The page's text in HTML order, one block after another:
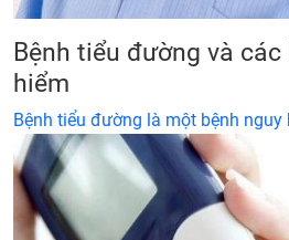
Bệnh tiểu đường và
hiểm
Bệnh tiểu đường là một bệnh